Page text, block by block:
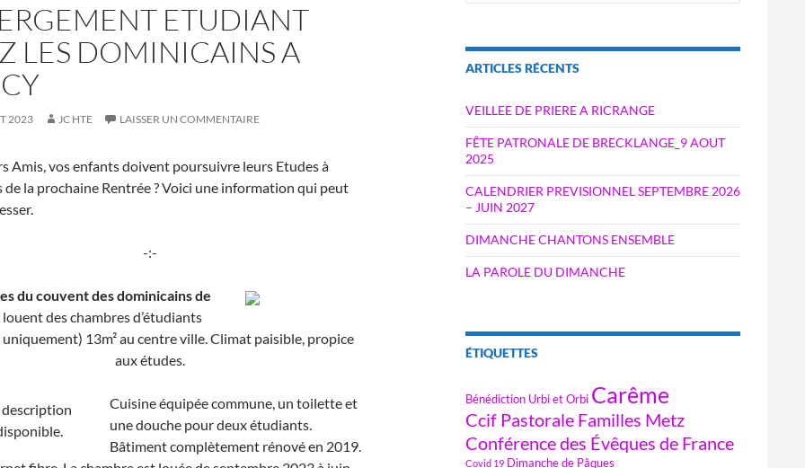
ETUDIANT
LES DOMINICAINS A
2023 JC HTE LAISSER UN COMMENTAIRE
Amis, vos enfants doivent poursuivre leurs Etudes à
de la prochaine Rentrée ? Voici une information qui peut
-:-
du couvent des dominicains de
louent des chambres d’étudiants
uniquement) 13m² au centre ville. Climat paisible, propice
aux études.
Cuisine équipée commune, un toilette et
une douche pour deux étudiants.
Bâtiment complètement rénové en 2019.
ARTICLES RÉCENTS
VEILLEE DE PRIERE A RICRANGE
FÊTE PATRONALE DE BRECKLANGE_9 AOUT
2025
CALENDRIER PREVISIONNEL SEPTEMBRE 2026
– JUIN 2027
DIMANCHE CHANTONS ENSEMBLE
LA PAROLE DU DIMANCHE
ÉTIQUETTES
Bénédiction Urbi et Orbi Carême
Ccif Pastorale Familles Metz
Conférence des Évêques de France
Covid 19 Dimanche de Pâques